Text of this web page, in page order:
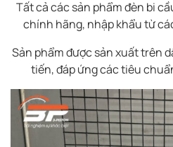
Tất cả các sản phẩm đèn bi
chính hãng, nhập khẩu từ
Sản phẩm được sản xuất trên
tiến, đáp ứng các tiêu